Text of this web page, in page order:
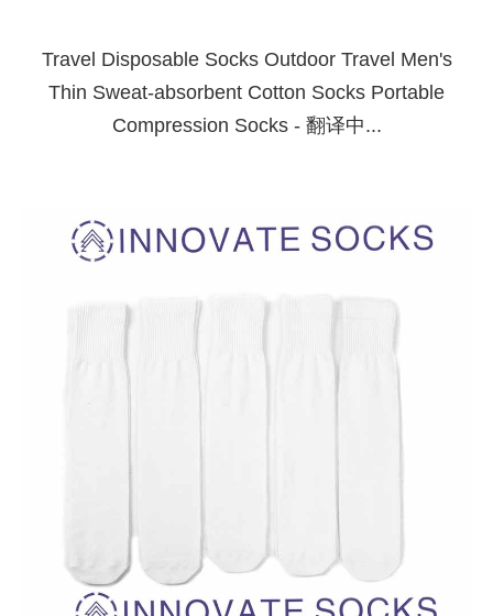
Travel Disposable Socks Outdoor Travel Men's
Thin Sweat-absorbent Cotton Socks Portable
Compression Socks - 翻译中...